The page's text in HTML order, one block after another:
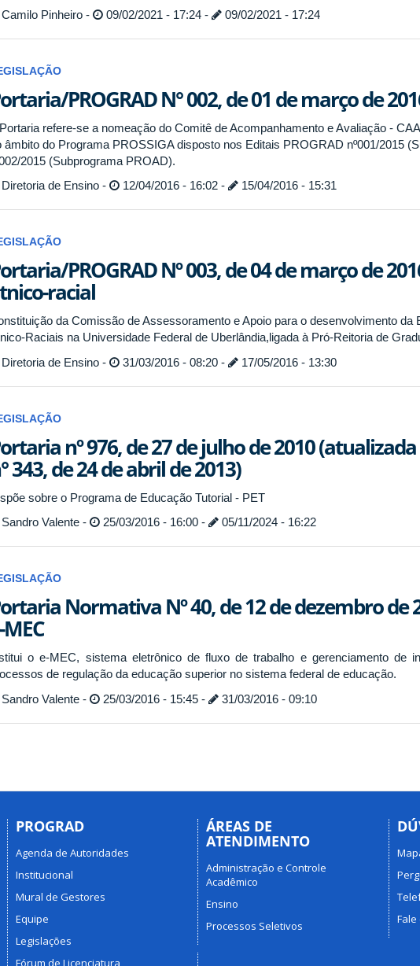
Camilo Pinheiro -
09/02/2021 - 17:24 - 09/02/2021 - 17:24
PROGRAD N° 002, de 01 de março de
refere-se a nomeação do Comitê de Acompanhamento e Avaliação -
âmbito do Programa PROSSIGA disposto nos Editais PROGRAD nº001/2015
2015 (Subprograma PROAD).
Diretoria de Ensino -
12/04/2016 - 16:02 - 15/04/2016 - 15:31
PROGRAD Nº 003, de 04 de março de
racial
da Comissão de Assessoramento e Apoio para o desenvolvimento da
Raciais na Universidade Federal de Uberlândia,ligada à Pró-Reitoria de
Diretoria de Ensino -
31/03/2016 - 08:20 - 17/05/2016 - 13:30
nº 976, de 27 de julho de 2010
343, de 24 de abril de 2013)
sobre o Programa de Educação Tutorial - PET
Sandro Valente -
25/03/2016 - 16:00 - 05/11/2024 - 16:22
Normativa Nº 40, de 12 de dezembro de
MEC
o e-MEC, sistema eletrônico de fluxo de trabalho e gerenciamento de
de regulação da educação superior no sistema federal de educação.
Sandro Valente -
25/03/2016 - 15:45 - 31/03/2016 - 09:10
PROGRAD
Agenda de Autoridades
Institucional
Mural de Gestores
Equipe
Legislações
Fórum de Licenciatura
ÁREAS DE
ATENDIMENTO
Administração e Controle
Acadêmico
Ensino
Processos Seletivos
Fale